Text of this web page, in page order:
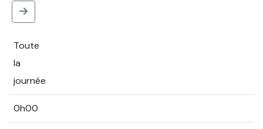
Toute
la
journée
0h00